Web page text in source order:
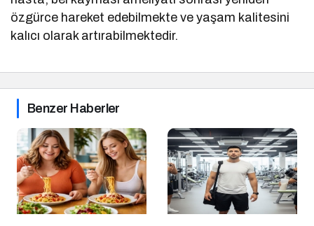
özgürce hareket edebilmekte ve yaşam kalitesini
kalıcı olarak artırabilmektedir.
Benzer Haberler